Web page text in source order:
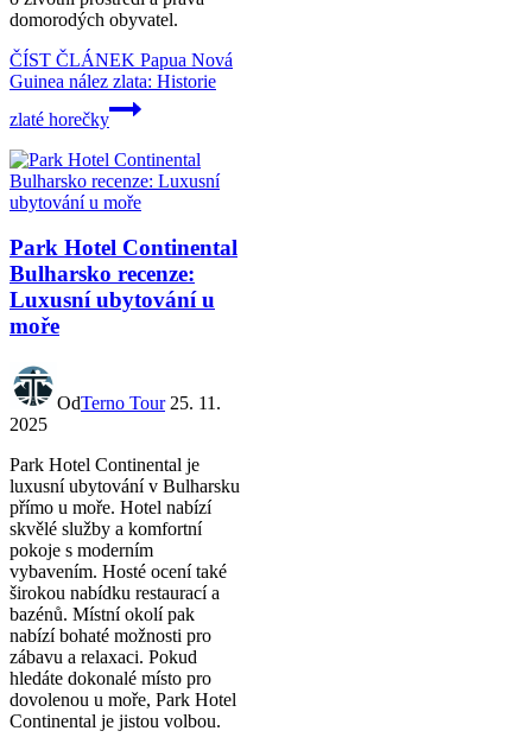
domorodých obyvatel.
ČÍST ČLÁNEK Papua Nová
Guinea nález zlata: Historie
zlaté horečky
Park Hotel Continental
Bulharsko recenze:
Luxusní ubytování u
moře
OdTerno Tour 25. 11.
2025
Park Hotel Continental je
luxusní ubytování v Bulharsku
přímo u moře. Hotel nabízí
skvělé služby a komfortní
pokoje s moderním
vybavením. Hosté ocení také
širokou nabídku restaurací a
bazénů. Místní okolí pak
nabízí bohaté možnosti pro
zábavu a relaxaci. Pokud
hledáte dokonalé místo pro
dovolenou u moře, Park Hotel
Continental je jistou volbou.